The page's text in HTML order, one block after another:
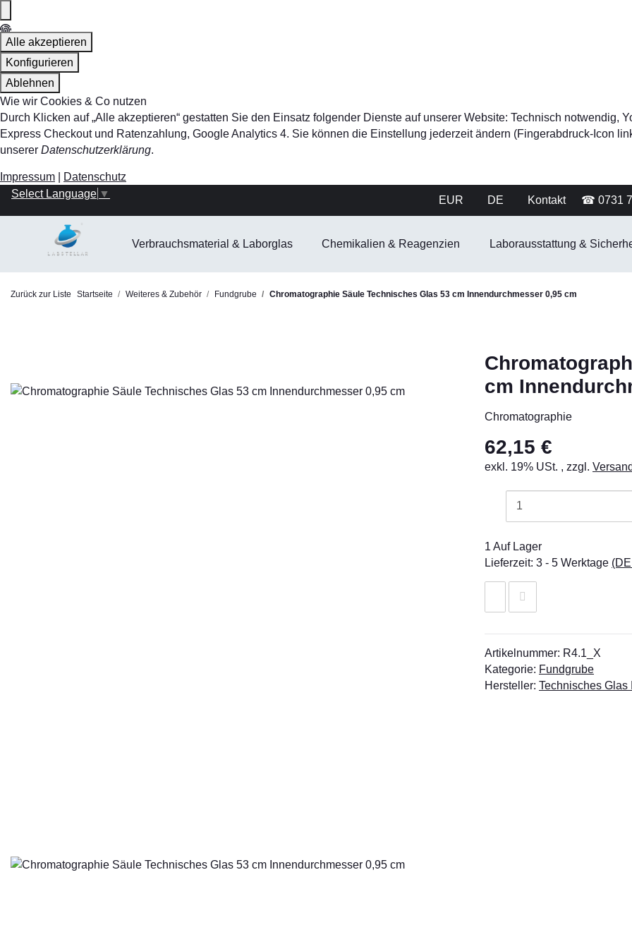
Alle akzeptieren
Konfigurieren
Ablehnen
Wie wir Cookies & Co nutzen
Durch Klicken auf „Alle akzeptieren“ gestatten Sie den Einsatz folgender Dienste auf unserer Website: Technisch notwendig,
Express Checkout und Ratenzahlung, Google Analytics 4. Sie können die Einstellung jederzeit ändern (Fingerabdruck-Icon
unserer Datenschutzerklärung.
Impressum
Datenschutz
EUR
DE Kontakt ☎ 0731
Select Language ▼
Verbrauchsmaterial & Laborglas Chemikalien & Reagenzien Laborausstattung &
Zurück zur Liste Startseite Weiteres & Zubehör Fundgrube Chromatographie Säule Technisches Glas 53 cm Innendurchmesser 0,95 cm
cm
Chromatographie
62,15 €
exkl. 19% USt. , zzgl. Versand
1 Auf Lager
Lieferzeit: 3 - 5 Werktage
Artikelnummer: R4.1_X
Kategorie: Fundgrube
Hersteller: Technisches Glas